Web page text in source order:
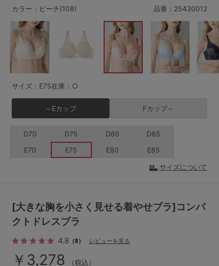
F65 F70 F75
G65 G70 G75
H70 H75
L LL
S-CD
M-AB M-EF
L-AB L-CD L-EF
サイズの表示を閉じる
～999円 1,000～1,999円
2,000～2,999円 3,000～3,999円
4,000円～
セールアイテムから探す
セールアイテム
新着アイテム
ランキング
品番： 25430012
[大きな胸を小さく見せる着やせブラ]コンパ
クトドレスブラ
4.8（8） レビューを見る
￥3,278 （税込）
カラー：ピーチ(108)
サイズ：E75在庫：○
～Eカップ Fカップ～
D70 D75 D80
D85
E70
E75 E80 E85
サイズについて